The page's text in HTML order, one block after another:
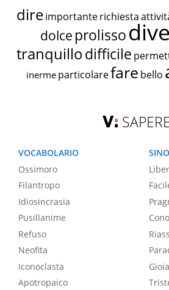
dire importante richiesta
dolce prolisso
tranquillodifficile
inerme particolarefare bello
VOCABOLARIO
Ossimoro
Filantropo
Idiosincrasia
Pusillanime
Refuso
Neofita
Iconoclasta
Apotropaico
Gioia